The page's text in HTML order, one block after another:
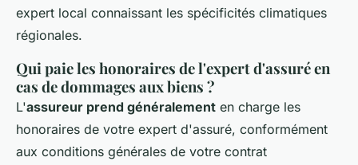
expert local connaissant les spécificités climatiques
régionales.
Qui paie les honoraires de l'expert d'assuré en
cas de dommages aux biens ?
L'assureur prend généralement en charge les
honoraires de votre expert d'assuré, conformément
aux conditions générales de votre contrat